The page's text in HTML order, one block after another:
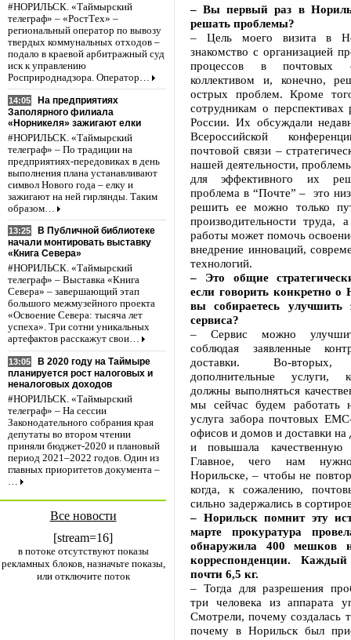
#НОРИЛЬСК. «Таймырский
телеграф» – «РостТех» –
региональный оператор по вывозу
твердых коммунальных отходов –
подало в краевой арбитражный суд
иск к управлению
Росприроднадзора. Оператор…
14:05
На предприятиях
Заполярного филиала
«Норникеля» зажигают елки
#НОРИЛЬСК. «Таймырский
телеграф» – По традиции на
предприятиях-передовиках в день
выполнения плана устанавливают
символ Нового года – елку и
зажигают на ней гирлянды. Таким
образом…
13:25
В Публичной библиотеке
начали монтировать выставку
«Книга Севера»
#НОРИЛЬСК. «Таймырский
телеграф» – Выставка «Книга
Севера» – завершающий этап
большого межмузейного проекта
«Освоение Севера: тысяча лет
успеха». Три сотни уникальных
артефактов расскажут свои…
13:05
В 2020 году на Таймыре
планируется рост налоговых и
неналоговых доходов
#НОРИЛЬСК. «Таймырский
телеграф» – На сессии
Законодательного собрания края
депутаты во втором чтении
приняли бюджет-2020 и плановый
период 2021–2022 годов. Один из
главных приоритетов документа –
…
Все новости
[stream=16]
в потоке отсутствуют показы
рекламных блоков, назначьте показы,
или отключите поток
– Вы первый раз в
решать проблемы?
– Цель моего визита в
знакомство с организацией
процессов в почтовых
коллективом и, конечно,
острых проблем. Кроме
сотрудникам о перспективах
России. Их обсуждали
Всероссийской
почтовой связи –
нашей деятельности,
для эффективного их
проблема в “Почте” – это
решить ее можно только
производительности труда,
работы может помочь
внедрение инноваций,
технологий.
– Это общие
если говорить конкретно о
вы собираетесь улучшить
сервиса?
– Сервис можно
соблюдая заявленные
доставки. Во-вторых,
дополнительные услуги,
должны выполняться
мы сейчас будем работать
услуга забора почтовых
офисов и домов и доставки на
и повышала качественную
Главное, чего нам
Норильске, – чтобы не
когда, к сожалению,
сильно задержались в
– Норильск помнит эту
марте прокуратура
обнаружила 400 мешков
корреспонденции.
почти 6,5 кг.
– Тогда для разрешения
три человека из аппарата
Смотрели, почему создалась
почему в Норильск был